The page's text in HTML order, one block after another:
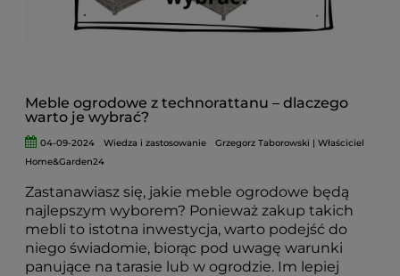
każdy użytkownik będzie w pełni
usatysfakcjonowany przez wiele sezonów.
oraz piękno Twojej przestrzeni ogrodowej.
Meble ogrodowe z technorattanu – dlaczego
warto je wybrać?
04-09-2024 Wiedza i zastosowanie
Grzegorz Taborowski | Właściciel
Home&Garden24
Zastanawiasz się, jakie meble ogrodowe będą
najlepszym wyborem? Ponieważ zakup takich
mebli to istotna inwestycja, warto podejść do
niego świadomie, biorąc pod uwagę warunki
panujące na tarasie lub w ogrodzie. Im lepiej